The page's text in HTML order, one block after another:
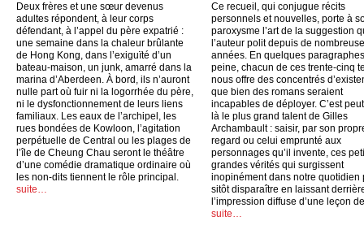
Deux frères et une sœur devenus
adultes répondent, à leur corps
défendant, à l’appel du père expatrié :
une semaine dans la chaleur brûlante
de Hong Kong, dans l’exiguïté d’un
bateau-maison, un junk, amarré dans la
marina d’Aberdeen. À bord, ils n’auront
nulle part où fuir ni la logorrhée du père,
ni le dysfonctionnement de leurs liens
familiaux. Les eaux de l’archipel, les
rues bondées de Kowloon, l’agitation
perpétuelle de Central ou les plages de
l’île de Cheung Chau seront le théâtre
d’une comédie dramatique ordinaire où
les non-dits tiennent le rôle principal.
suite…
Ce recueil, qui conjugue récits
personnels et nouvelles, porte à
paroxysme l’art de la suggestion
l’auteur polit depuis de
années. En quelques
peine, chacun de ces trente-cinq
nous offre des concentrés
que bien des romans seraient
incapables de déployer. C’est
là le plus grand talent de Gilles
Archambault : saisir, par son
regard ou celui emprunté aux
personnages qu’il invente, ces
grandes vérités qui surgissent
inopinément dans notre quotidien
sitôt disparaître en laissant
l’impression diffuse d’une leçon
suite…